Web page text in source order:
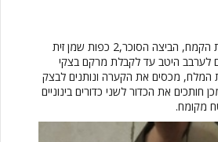
שופכים לתוך קערה את הקמח, הביצה הסוכר,2 כפות שמן זית
לערבב היטב עד לקבלת מרקם בצקי
המלח, מכסים את הקערה ונותנים לבצק
את הכדור לשני כדורים בינוניים
מקומח.